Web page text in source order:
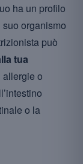
ha un profilo
organismo
può
tua
allergie o
o la